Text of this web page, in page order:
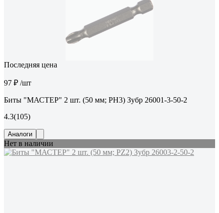
Последняя цена
97 ₽ /шт
Биты "МАСТЕР" 2 шт. (50 мм; PH3) Зубр 26001-3-50-2
4.3(105)
Аналоги
Нет в наличии